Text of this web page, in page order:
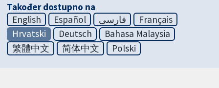
Također dostupno na
English
Español فارسی
Français
Hrvatski
Deutsch
Bahasa Malaysia
繁體中文
简体中文 Polski